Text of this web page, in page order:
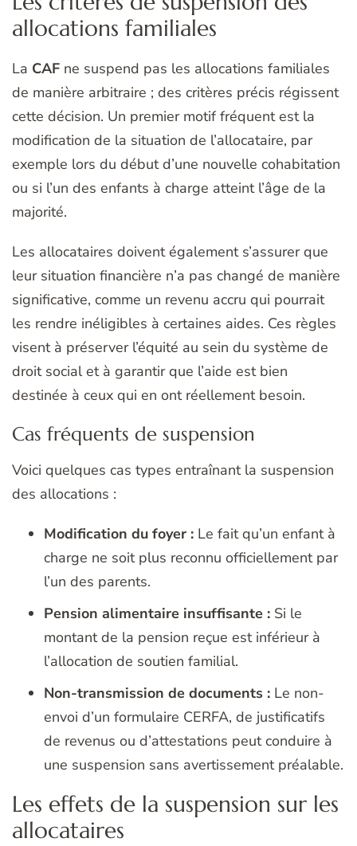
allocations familiales
La CAF ne suspend pas les allocations familiales
de manière arbitraire ; des critères précis régissent
cette décision. Un premier motif fréquent est la
modification de la situation de l’allocataire, par
exemple lors du début d’une nouvelle cohabitation
ou si l’un des enfants à charge atteint l’âge de la
majorité.
Les allocataires doivent également s’assurer que
leur situation financière n’a pas changé de manière
significative, comme un revenu accru qui pourrait
les rendre inéligibles à certaines aides. Ces règles
visent à préserver l’équité au sein du système de
droit social et à garantir que l’aide est bien
destinée à ceux qui en ont réellement besoin.
Cas fréquents de suspension
Voici quelques cas types entraînant la suspension
des allocations :
Modification du foyer : Le fait qu’un enfant à
charge ne soit plus reconnu officiellement par
l’un des parents.
Pension alimentaire insuffisante : Si le
montant de la pension reçue est inférieur à
l’allocation de soutien familial.
Non-transmission de documents : Le non-
envoi d’un formulaire CERFA, de justificatifs
de revenus ou d’attestations peut conduire à
une suspension sans avertissement préalable.
Les effets de la suspension sur les
allocataires